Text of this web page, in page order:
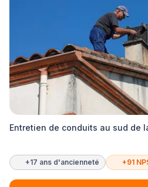
Entretien de conduits au sud de
+17 ans d'ancienneté +91